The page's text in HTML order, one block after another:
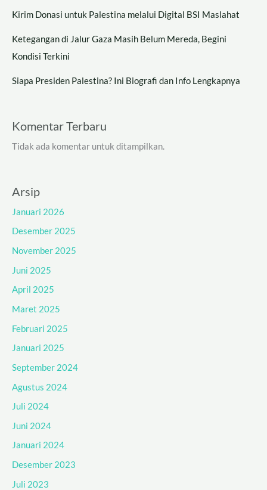
Kirim Donasi untuk Palestina melalui Digital BSI Maslahat
Ketegangan di Jalur Gaza Masih Belum Mereda, Begini
Kondisi Terkini
Siapa Presiden Palestina? Ini Biografi dan Info Lengkapnya
Komentar Terbaru
Tidak ada komentar untuk ditampilkan.
Arsip
Januari 2026
Desember 2025
November 2025
Juni 2025
April 2025
Maret 2025
Februari 2025
Januari 2025
September 2024
Agustus 2024
Juli 2024
Juni 2024
Januari 2024
Desember 2023
Juli 2023